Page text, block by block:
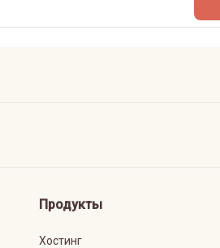
Продукты
Хостинг